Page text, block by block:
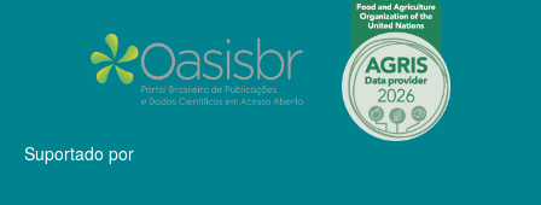
Suportado por